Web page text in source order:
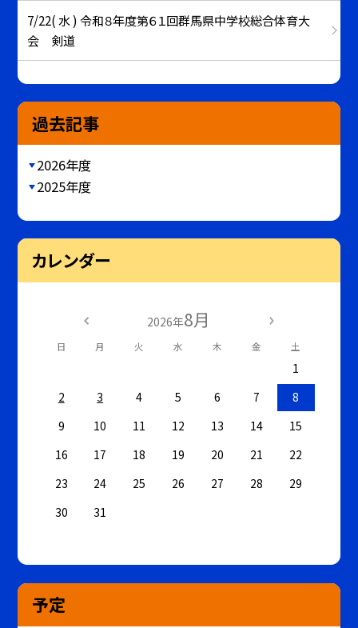
7/22( 水 ) 令和８年度第６１回群馬県中学校総合体育大
会 剣道
過去記事
2026年度
2025年度
カレンダー
2026年8月
日 月 火 水 木 金 土
1
2
3 4 5 6 7
8
9
10 11 12 13 14
15
16
17 18 19 20 21
22
23
24 25 26 27 28
29
30
31
予定